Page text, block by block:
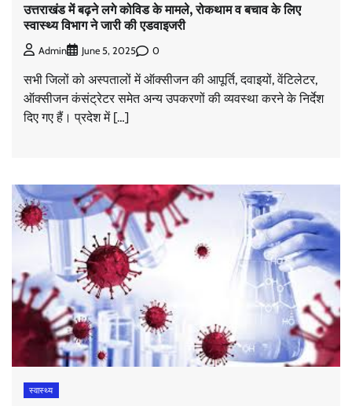
उत्तराखंड में बढ़ने लगे कोविड के मामले, रोकथाम व बचाव के लिए
स्वास्थ्य विभाग ने जारी की एडवाइजरी
Admin June 5, 2025 0
सभी जिलों को अस्पतालों में ऑक्सीजन की आपूर्ति, दवाइयों, वेंटिलेटर,
ऑक्सीजन कंसंट्रेटर समेत अन्य उपकरणों की व्यवस्था करने के निर्देश
दिए गए हैं। प्रदेश में […]
स्वास्थ्य